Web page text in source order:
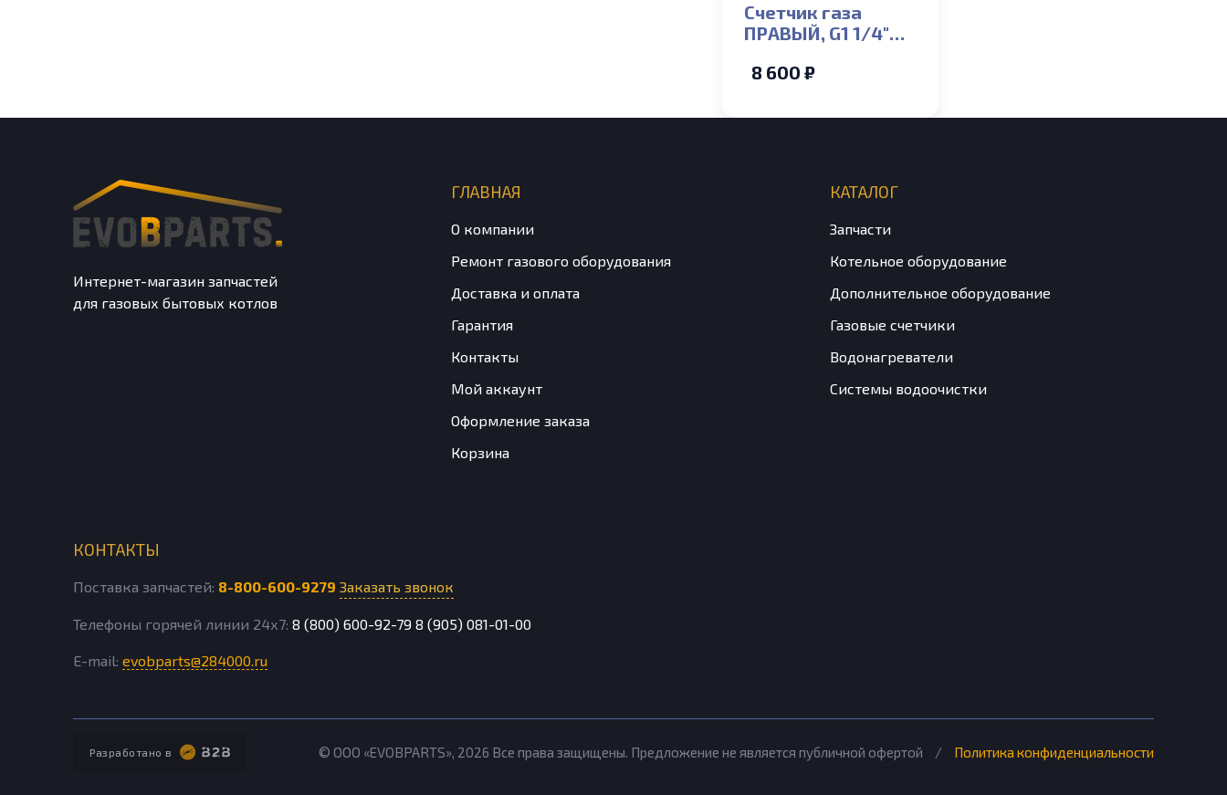
Счетчик газа
ПРАВЫЙ, G1 1/4″
межосевое 250мм
8 600 ₽
Интернет-магазин запчастей
для газовых бытовых котлов
ГЛАВНАЯ
О компании
Ремонт газового оборудования
Доставка и оплата
Гарантия
Контакты
Мой аккаунт
Оформление заказа
Корзина
КАТАЛОГ
Запчасти
Котельное оборудование
Дополнительное оборудование
Газовые счетчики
Водонагреватели
Системы водоочистки
КОНТАКТЫ
Поставка запчастей: 8-800-600-9279 Заказать звонок
Телефоны горячей линии 24х7: 8 (800) 600-92-79 8 (905) 081-01-00
E-mail: evobparts@284000.ru
Разработано в © ООО «EVOBPARTS», 2026 Все права защищены. Предложение не является публичной офертой / Политика конфиденциальности